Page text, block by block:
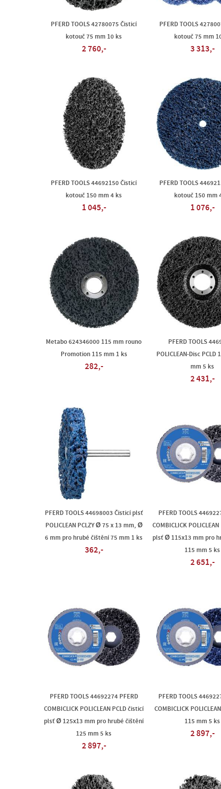
PFERD TOOLS 42780075 Čisticí
kotouč 75 mm 10 ks
2 760,-
PFERD TOOLS
kotouč 75 mm
3 313,-
PFERD TOOLS 44692150 Čisticí
kotouč 150 mm 4 ks
1 045,-
PFERD TOOLS
kotouč 150 mm
1 076,-
Metabo 624346000 115 mm rouno
Promotion 115 mm 1 ks
282,-
PFERD TOOLS
POLICLEAN-Disc PCLD
mm 5 ks
2 431,-
PFERD TOOLS 44698003 Čisticí plsť
POLICLEAN PCLZY Ø 75 x 13 mm, Ø
6 mm pro hrubé čištění 75 mm 1 ks
362,-
PFERD TOOLS
COMBICLICK
plsť Ø 115x13 mm pro
115 mm 5 ks
2 651,-
PFERD TOOLS 44692274 PFERD
COMBICLICK POLICLEAN PCLD čisticí
plsť Ø 125x13 mm pro hrubé čištění
125 mm 5 ks
2 897,-
PFERD TOOLS
COMBICLICK
115 mm 5 ks
2 897,-